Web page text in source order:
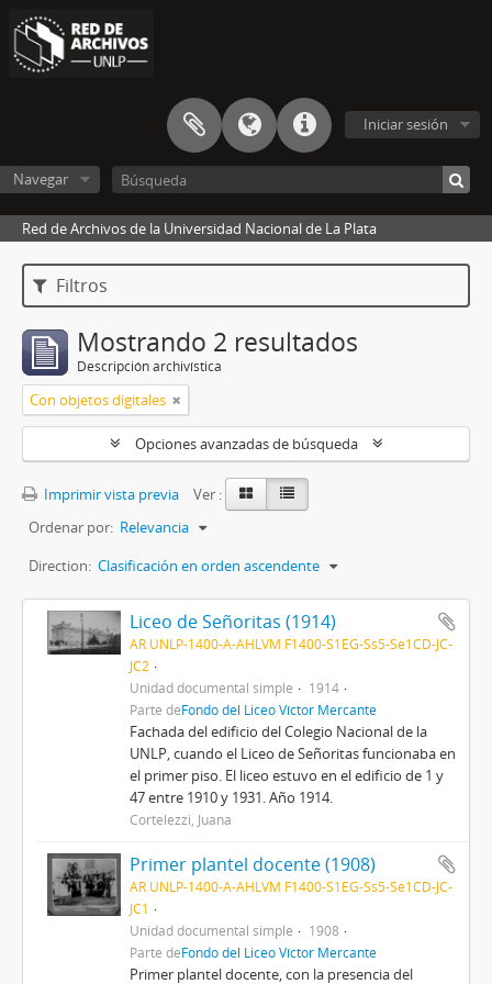
Iniciar sesión
Navegar
Red de Archivos de la Universidad Nacional de La Plata
Filtros
Mostrando 2 resultados
Descripción archivística
Con objetos digitales
Opciones avanzadas de búsqueda
Imprimir vista previa
Ver :
Ordenar por: Relevancia
Direction: Clasificación en orden ascendente
Liceo de Señoritas (1914)
AR UNLP-1400-A-AHLVM F1400-S1EG-Ss5-Se1CD-JC-
JC2
Unidad documental simple
1914
Parte deFondo del Liceo Víctor Mercante
Fachada del edificio del Colegio Nacional de la
UNLP, cuando el Liceo de Señoritas funcionaba en
el primer piso. El liceo estuvo en el edificio de 1 y
47 entre 1910 y 1931. Año 1914.
Cortelezzi, Juana
Primer plantel docente (1908)
AR UNLP-1400-A-AHLVM F1400-S1EG-Ss5-Se1CD-JC-
JC1
Unidad documental simple
1908
Parte deFondo del Liceo Víctor Mercante
Primer plantel docente, con la presencia del